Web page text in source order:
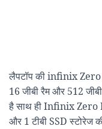
लैपटॉप की infinix
16 जीबी रैम और 512
है साथ ही Infinix Zero
और 1 टीबी SSD स्टोरेज